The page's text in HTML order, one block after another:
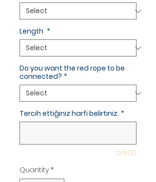
Length *
Do you want the red rope to be
connected? *
Tercih ettiğiniz harfi belirtiniz. *
0/500
Quantity *